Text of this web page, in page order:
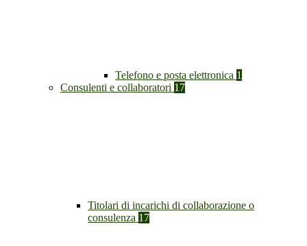
Telefono e posta elettronica 1
Consulenti e collaboratori 17
Titolari di incarichi di collaborazione o
consulenza 17